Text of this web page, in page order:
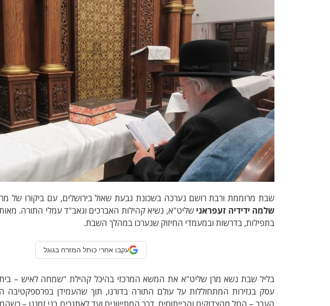
שבת מרוממת ורבת רושם נערכה בשכונת גבעת שאול בירושלים, עם ביקורו של
שלמה ידידיה זעפראני שליט"א, נשיא קהילות האברכים וגאב"ד עמלי התורה.
בתפילות, בדרשות ובמעמדי החיזוק שנערכו במהלך השבת.
עקבו אחרי כותל המזרח בגוגל
בליל שבת נשא מרן שליט"א את המשא המרכזי בהיכל קהילת "שמחה לאיש – בית
עסק בגזירות המתחוללות על עולם התורה בדורנו, תוך שהעמידן בפרספקטיבה